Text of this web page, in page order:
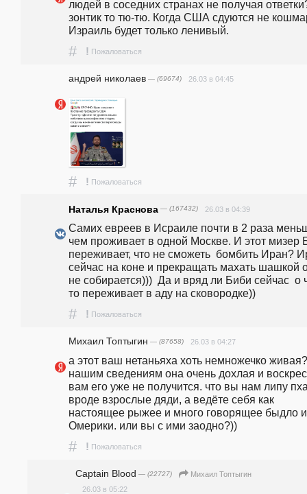
людей в соседних странах не получая
зонтик то тю-тю. Когда США сдуются не
Израиль будет только ленивый.
# ! Пожаловаться
андpeй николаев — (69674) 26.03 в 04:45
# ! Пожаловаться
Наталья Краснова — (167432) 26.03 в 04:39
Самих евреев в Исраиле почти в 2 раза
чем проживает в одной Москве. И этот мизер
переживает, что не сможеть  бомбить Иран?
сейчас на коне и прекращать махать шашкой
не собирается)))  Да и вряд ли Биби сейчас  о
то переживает в аду на сковородке))
# ! Пожаловаться
Михаил Топтыгин — (87658) 26.03 в 04:27
а этот ваш нетаньяха хоть немножечко
нашим сведениям она очень дохлая и
вам его уже не получится. что вы нам липу
вроде взрослые дяди, а ведёте себя как
настоящее рыжее и много говорящее быдло
Омерики. или вы с ими заодно?))
# ! Пожаловаться
Captain Blood — (22727)
Михаил Топтыгин
26.03 в 05:22